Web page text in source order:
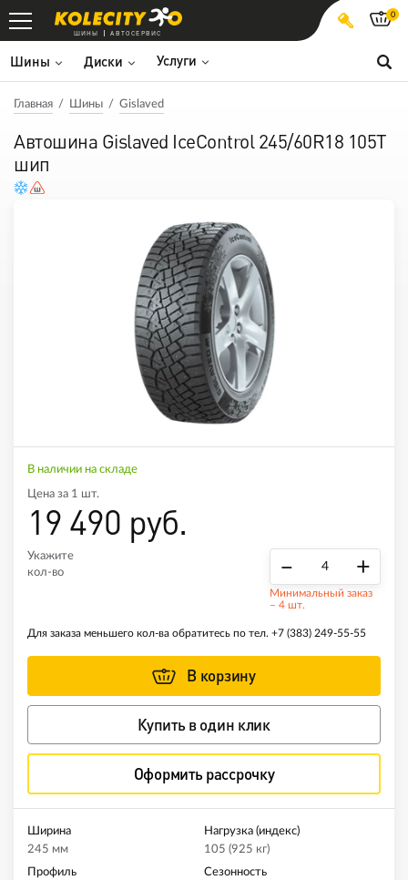
ШИНЫ АВТОСЕРВИС
Шины Диски Услуги
0
Главная Шины Gislaved
Автошина Gislaved IceControl 245/60R18 105T
шип
В наличии на складе
Цена за 1 шт.
19 490 руб.
Укажите
кол-во
– +
Минимальный заказ
– 4 шт.
Для заказа меньшего кол-ва обратитесь по тел. +7 (383) 249-55-55
В корзину
Купить в один клик
Оформить рассрочку
Ширина
245 мм
Нагрузка (индекс)
105 (925 кг)
Профиль
Сезонность